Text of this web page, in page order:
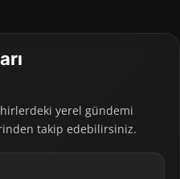
yerel gündemi
takip edebilirsiniz.